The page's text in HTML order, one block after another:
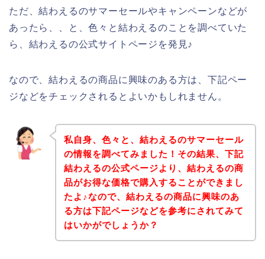
ただ、結わえるのサマーセールやキャンペーンなどが
あったら、、と、色々と結わえるのことを調べていた
ら、結わえるの公式サイトページを発見♪
なので、結わえるの商品に興味のある方は、下記ペー
ジなどをチェックされるとよいかもしれません。
私自身、色々と、結わえるのサマーセール
の情報を調べてみました！その結果、下記
結わえるの公式ページより、結わえるの商
品がお得な価格で購入することができまし
たよ♪なので、結わえるの商品に興味のあ
る方は下記ページなどを参考にされてみて
はいかがでしょうか？